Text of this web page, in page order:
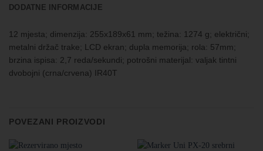
DODATNE INFORMACIJE
12 mjesta; dimenzija: 255x189x61 mm; težina: 1274 g; električni;
metalni držač trake; LCD ekran; dupla memorija; rola: 57mm;
brzina ispisa: 2,7 reda/sekundi; potrošni materijal: valjak tintni
dvobojni (crna/crvena) IR40T
POVEZANI PROIZVODI